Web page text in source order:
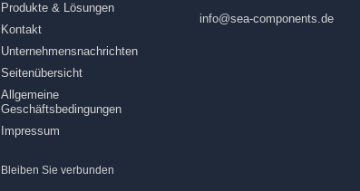
Produkte & Lösungen
Kontakt
Unternehmensnachrichten
Seitenübersicht
Allgemeine
Geschäftsbedingungen
Impressum
Bleiben Sie verbunden
info@sea-components.de